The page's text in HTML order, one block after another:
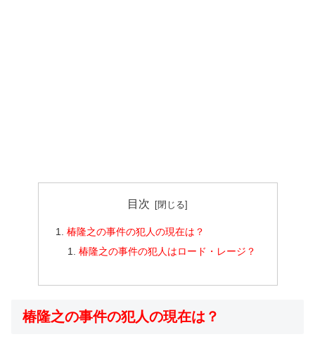
目次
椿隆之の事件の犯人の現在は？
椿隆之の事件の犯人はロード・レージ？
椿隆之の事件の犯人の現在は？